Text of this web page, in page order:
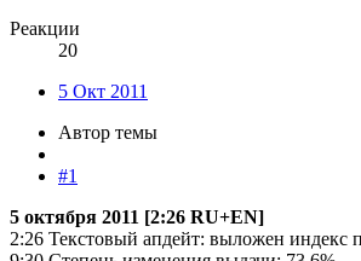
Реакции
20
5 Окт 2011
Автор темы
#1
5 октября 2011 [2:26 RU+EN]
2:26 Текстовый апдейт: выложен индекс